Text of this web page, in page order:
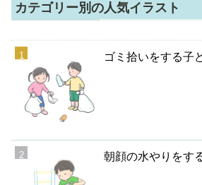
カテゴリー別の人気イラスト
ゴミ拾いをする子
朝顔の水やりをす